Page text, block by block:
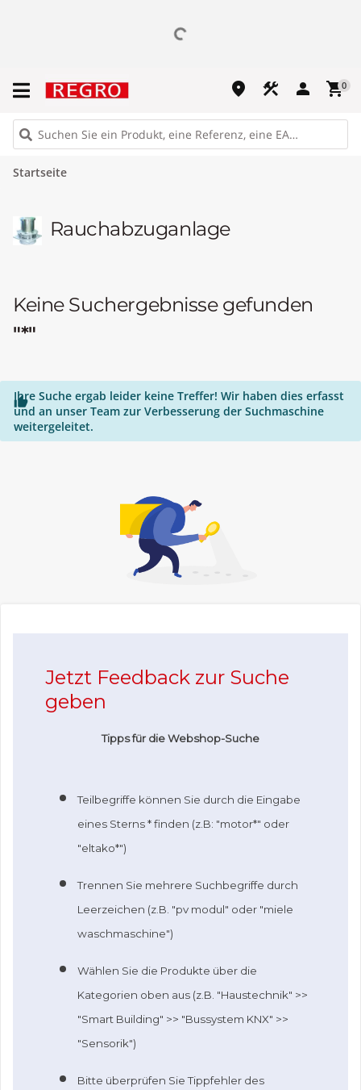
place construction person shopping_cart0
Startseite
Rauchabzuganlage
Keine Suchergebnisse gefunden
"*"

Ihre Suche ergab leider keine Treffer! Wir haben dies erfasst
und an unser Team zur Verbesserung der Suchmaschine
weitergeleitet.